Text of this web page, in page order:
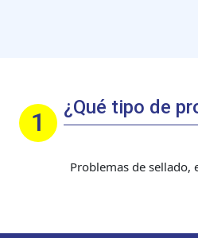
¿Qué tipo de
Problemas de sellado,